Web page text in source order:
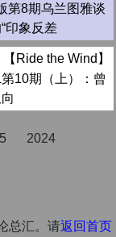
第8期乌兰图雅谈
印象反差
【Ride the Wind】
10期（上）：曾
2024
总汇。请返回首页